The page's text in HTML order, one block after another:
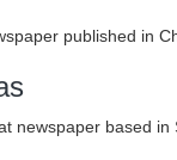
published in
newspaper based in